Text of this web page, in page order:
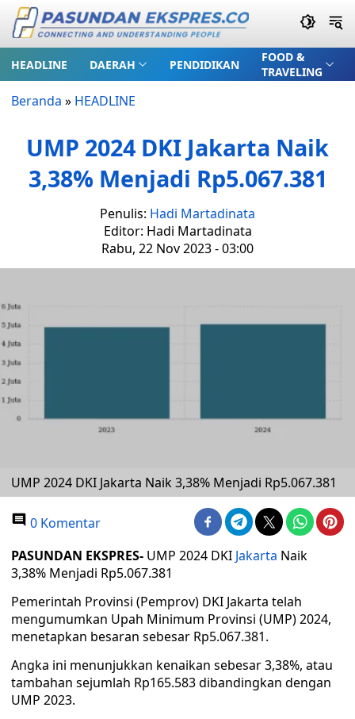
HEADLINE DAERAH PENDIDIKAN
FOOD &
TRAVELING
Beranda » HEADLINE
UMP 2024 DKI Jakarta Naik
3,38% Menjadi Rp5.067.381
Penulis: Hadi Martadinata
Editor: Hadi Martadinata
Rabu, 22 Nov 2023 - 03:00
UMP 2024 DKI Jakarta Naik 3,38% Menjadi Rp5.067.381
0 Komentar
PASUNDAN EKSPRES- UMP 2024 DKI Jakarta Naik
3,38% Menjadi Rp5.067.381
Pemerintah Provinsi (Pemprov) DKI Jakarta telah
mengumumkan Upah Minimum Provinsi (UMP) 2024,
menetapkan besaran sebesar Rp5.067.381.
Angka ini menunjukkan kenaikan sebesar 3,38%, atau
tambahan sejumlah Rp165.583 dibandingkan dengan
UMP 2023.